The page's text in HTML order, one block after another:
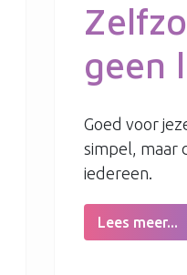
geen
Goed voor
simpel, maar
iedereen.
Lees meer...